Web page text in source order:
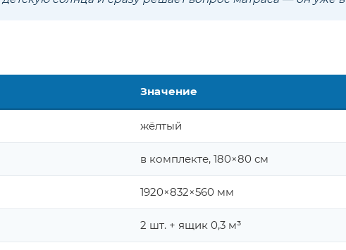
Значение
жёлтый
в комплекте, 180×80 см
1920×832×560 мм
2 шт. + ящик 0,3 м³